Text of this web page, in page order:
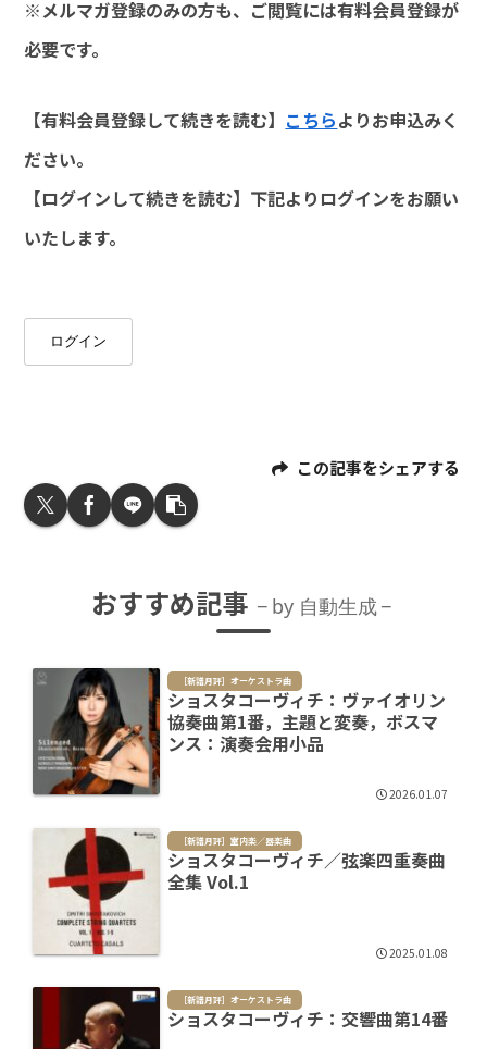
※メルマガ登録のみの方も、ご閲覧には有料会員登録が
必要です。
【有料会員登録して続きを読む】 こちらよりお申込みく
ださい。
【ログインして続きを読む】下記よりログインをお願い
いたします。
ログイン
この記事をシェアする
おすすめ記事 by 自動生成
［新譜月評］オーケストラ曲
ショスタコーヴィチ：ヴァイオリン
協奏曲第1番，主題と変奏，ボスマ
ンス：演奏会用小品
2026.01.07
［新譜月評］室内楽／器楽曲
ショスタコーヴィチ／弦楽四重奏曲
全集 Vol.1
2025.01.08
［新譜月評］オーケストラ曲
ショスタコーヴィチ：交響曲第14番